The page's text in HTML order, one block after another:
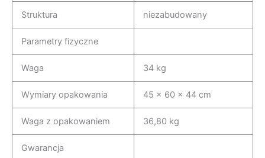
Struktura niezabudowany
Parametry fizyczne
Waga 34 kg
Wymiary opakowania 45 x 60 x 44 cm
Waga z opakowaniem 36,80 kg
Gwarancja